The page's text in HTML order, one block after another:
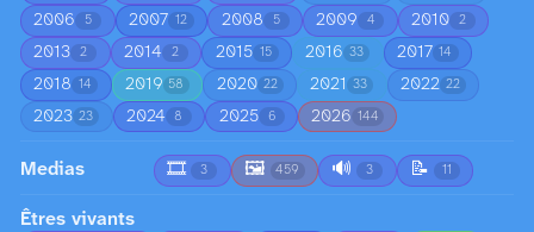
2006 5 2007 12 2008 5 2009 4 2010 2
2013 2 2014 2 2015 15 2016 33 2017 14
2018 14 2019 58 2020 22 2021 33 2022 22
2023 23 2024 8 2025 6 2026 144
Medias 🎞️ 3 🖼️ 459 🔊 3 📝 11
Êtres vivants